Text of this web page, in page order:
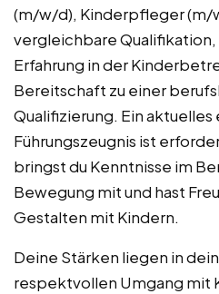
(m/w/d), Kinderpfleger (m/
vergleichbare
Erfahrung in der
Bereitschaft zu einer
Qualifizierung. Ein
Führungszeugnis ist
bringst du Kenntnisse im
Bewegung mit und hast
Gestalten mit Kindern.
Deine Stärken liegen in
respektvollen Umgang mit